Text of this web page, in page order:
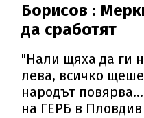
Борисов :
да сработят
"Нали щяха да ги
лева, всичко
народът
на ГЕРБ в Пловдив